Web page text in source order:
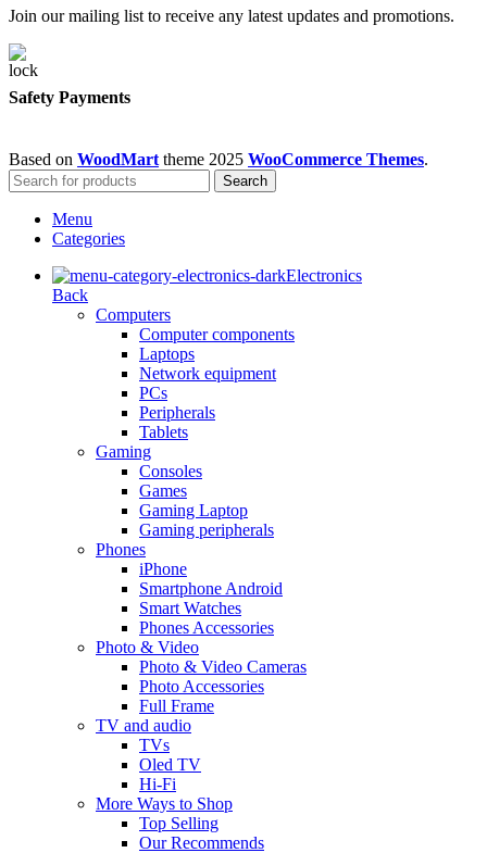
Join our mailing list to receive any latest updates and promotions.
Safety Payments
Based on WoodMart theme 2025 WooCommerce Themes.
Search
Menu
Categories
Electronics
Back
Computers
Computer components
Laptops
Network equipment
PCs
Peripherals
Tablets
Gaming
Consoles
Games
Gaming Laptop
Gaming peripherals
Phones
iPhone
Smartphone Android
Smart Watches
Phones Accessories
Photo & Video
Photo & Video Cameras
Photo Accessories
Full Frame
TV and audio
TVs
Oled TV
Hi-Fi
More Ways to Shop
Top Selling
Our Recommends